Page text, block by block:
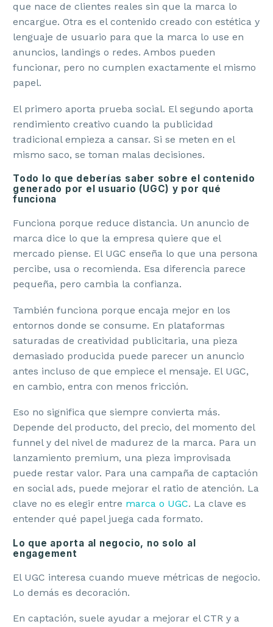
que nace de clientes reales sin que la marca lo
encargue. Otra es el contenido creado con estética y
lenguaje de usuario para que la marca lo use en
anuncios, landings o redes. Ambos pueden
funcionar, pero no cumplen exactamente el mismo
papel.
El primero aporta prueba social. El segundo aporta
rendimiento creativo cuando la publicidad
tradicional empieza a cansar. Si se meten en el
mismo saco, se toman malas decisiones.
Todo lo que deberías saber sobre el contenido
generado por el usuario (UGC) y por qué
funciona
Funciona porque reduce distancia. Un anuncio de
marca dice lo que la empresa quiere que el
mercado piense. El UGC enseña lo que una persona
percibe, usa o recomienda. Esa diferencia parece
pequeña, pero cambia la confianza.
También funciona porque encaja mejor en los
entornos donde se consume. En plataformas
saturadas de creatividad publicitaria, una pieza
demasiado producida puede parecer un anuncio
antes incluso de que empiece el mensaje. El UGC,
en cambio, entra con menos fricción.
Eso no significa que siempre convierta más.
Depende del producto, del precio, del momento del
funnel y del nivel de madurez de la marca. Para un
lanzamiento premium, una pieza improvisada
puede restar valor. Para una campaña de captación
en social ads, puede mejorar el ratio de atención. La
clave no es elegir entre marca o UGC. La clave es
entender qué papel juega cada formato.
Lo que aporta al negocio, no solo al
engagement
El UGC interesa cuando mueve métricas de negocio.
Lo demás es decoración.
En captación, suele ayudar a mejorar el CTR y a